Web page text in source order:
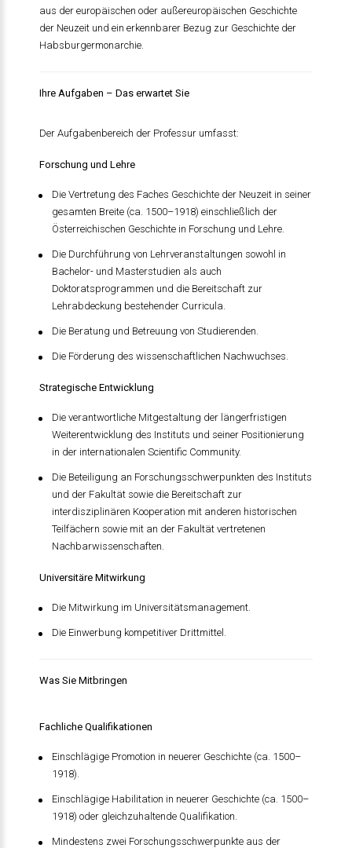
aus der europäischen oder außereuropäischen Geschichte
der Neuzeit und ein erkennbarer Bezug zur Geschichte der
Habsburgermonarchie.
Ihre Aufgaben – Das erwartet Sie
Der Aufgabenbereich der Professur umfasst:
Forschung und Lehre
Die Vertretung des Faches Geschichte der Neuzeit in seiner
gesamten Breite (ca. 1500–1918) einschließlich der
Österreichischen Geschichte in Forschung und Lehre.
Die Durchführung von Lehrveranstaltungen sowohl in
Bachelor- und Masterstudien als auch
Doktoratsprogrammen und die Bereitschaft zur
Lehrabdeckung bestehender Curricula.
Die Beratung und Betreuung von Studierenden.
Die Förderung des wissenschaftlichen Nachwuchses.
Strategische Entwicklung
Die verantwortliche Mitgestaltung der längerfristigen
Weiterentwicklung des Instituts und seiner Positionierung
in der internationalen Scientific Community.
Die Beteiligung an Forschungsschwerpunkten des Instituts
und der Fakultät sowie die Bereitschaft zur
interdisziplinären Kooperation mit anderen historischen
Teilfächern sowie mit an der Fakultät vertretenen
Nachbarwissenschaften.
Universitäre Mitwirkung
Die Mitwirkung im Universitätsmanagement.
Die Einwerbung kompetitiver Drittmittel.
Was Sie Mitbringen
Fachliche Qualifikationen
Einschlägige Promotion in neuerer Geschichte (ca. 1500–
1918).
Einschlägige Habilitation in neuerer Geschichte (ca. 1500–
1918) oder gleichzuhaltende Qualifikation.
Mindestens zwei Forschungsschwerpunkte aus der